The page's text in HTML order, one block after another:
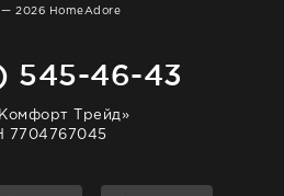
2026 HomeAdore
545-46-43
Трейд»
7704767045